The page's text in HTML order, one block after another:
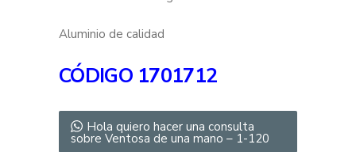
Aluminio de calidad
CÓDIGO1701712
Hola quiero hacer una consulta
sobre Ventosa de una mano – 1-120